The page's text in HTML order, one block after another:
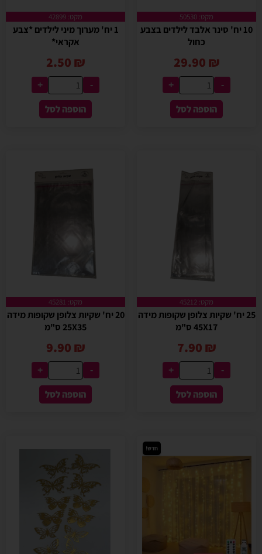
מקט: 50530
10 יח' סינר אלבד לילדים בצבע
כחול
29.90 ₪
-
+
הוספה לסל
מקט: 42899
1 יח' מערוך מיני לילדים *צבע
אקראי*
2.50 ₪
-
+
הוספה לסל
מקט: 45212
25 יח' שקיות צלופן שקופות מידה
45X17 ס"מ
7.90 ₪
-
+
הוספה לסל
מקט: 45281
20 יח' שקיות צלופן שקופות מידה
25X35 ס"מ
9.90 ₪
-
+
הוספה לסל
חדש!